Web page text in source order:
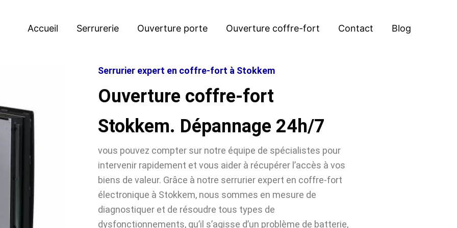
Accueil Serrurerie Ouverture porte Ouverture coffre-fort Contact Blog
Serrurier expert en coffre-fort à Stokkem
Ouverture coffre-fort
Stokkem. Dépannage 24h/7
vous pouvez compter sur notre équipe de spécialistes pour
intervenir rapidement et vous aider à récupérer l’accès à vos
biens de valeur. Grâce à notre serrurier expert en coffre-fort
électronique à Stokkem, nous sommes en mesure de
diagnostiquer et de résoudre tous types de
dysfonctionnements, qu’il s’agisse d’un problème de batterie,